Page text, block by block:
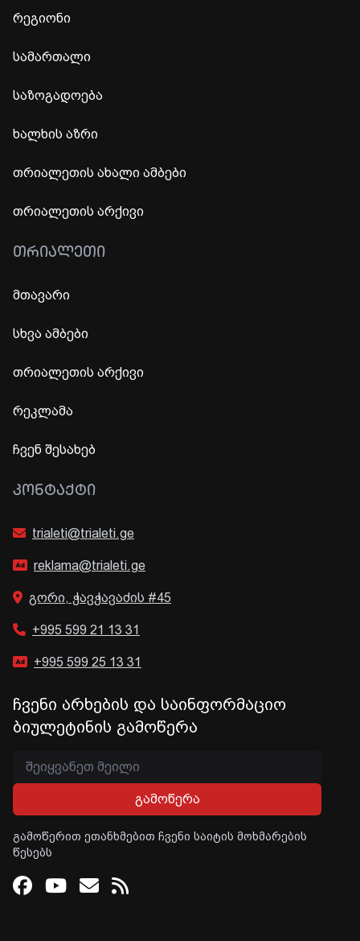
რეგიონი
სამართალი
საზოგადოება
ხალხის აზრი
თრიალეთის ახალი ამბები
თრიალეთის არქივი
ᲗᲠᲘᲐᲚᲔᲗᲘ
მთავარი
სხვა ამბები
თრიალეთის არქივი
რეკლამა
ჩვენ შესახებ
ᲙᲝᲜᲢᲐᲥᲢᲘ
trialeti@trialeti.ge
reklama@trialeti.ge
გორი, ჭავჭავაძის #45
+995 599 21 13 31
+995 599 25 13 31
ჩვენი არხების და საინფორმაციო
ბიულეტინის გამოწერა
გამოწერა
გამოწერით ეთანხმებით ჩვენი საიტის მოხმარების
წესებს
Facebook
Youtube
Email
RSS